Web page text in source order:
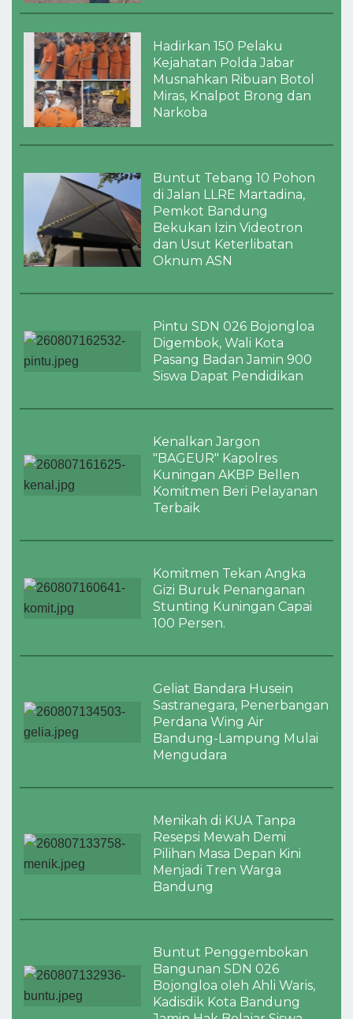
Hadirkan 150 Pelaku
Kejahatan Polda Jabar
Musnahkan Ribuan Botol
Miras, Knalpot Brong dan
Narkoba
Buntut Tebang 10 Pohon
di Jalan LLRE Martadina,
Pemkot Bandung
Bekukan Izin Videotron
dan Usut Keterlibatan
Oknum ASN
Pintu SDN 026 Bojongloa
Digembok, Wali Kota
Pasang Badan Jamin 900
Siswa Dapat Pendidikan
Kenalkan Jargon
"BAGEUR" Kapolres
Kuningan AKBP Bellen
Komitmen Beri Pelayanan
Terbaik
Komitmen Tekan Angka
Gizi Buruk Penanganan
Stunting Kuningan Capai
100 Persen.
Geliat Bandara Husein
Sastranegara, Penerbangan
Perdana Wing Air
Bandung-Lampung Mulai
Mengudara
Menikah di KUA Tanpa
Resepsi Mewah Demi
Pilihan Masa Depan Kini
Menjadi Tren Warga
Bandung
Buntut Penggembokan
Bangunan SDN 026
Bojongloa oleh Ahli Waris,
Kadisdik Kota Bandung